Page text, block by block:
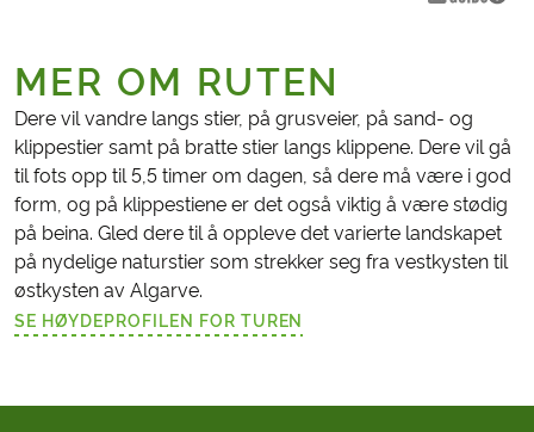
MER OM RUTEN
Dere vil vandre langs stier, på grusveier, på sand- og
klippestier samt på bratte stier langs klippene. Dere vil gå
til fots opp til 5,5 timer om dagen, så dere må være i god
form, og på klippestiene er det også viktig å være stødig
på beina. Gled dere til å oppleve det varierte landskapet
på nydelige naturstier som strekker seg fra vestkysten til
østkysten av Algarve.
SE HØYDEPROFILEN FOR TUREN